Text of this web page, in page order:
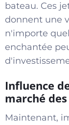
bateau. Ces
donnent une
n'importe
enchantée
Influence
marché
Maintenant,